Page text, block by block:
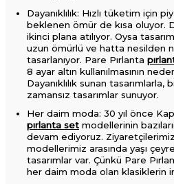
Dayanıklılık: Hızlı tüketim için
beklenen ömür de kısa oluyor.
ikinci plana atılıyor. Oysa
uzun ömürlü ve hatta nesilden
tasarlanıyor. Pare Pırlanta
8 ayar altın kullanılmasının
Dayanıklılık sunan tasarımlarla,
zamansız tasarımlar sunuyor.
Her daim moda: 30 yıl önce
pırlanta set modellerinin
devam ediyoruz.
modellerimiz arasında yaşı
tasarımlar var. Çünkü Pare
her daim moda olan klasiklerin